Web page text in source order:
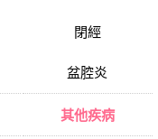
閉經
盆腔炎
其他疾病